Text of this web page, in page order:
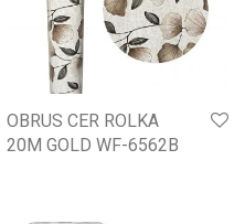
OBRUS CER ROLKA
20M GOLD WF-6562B